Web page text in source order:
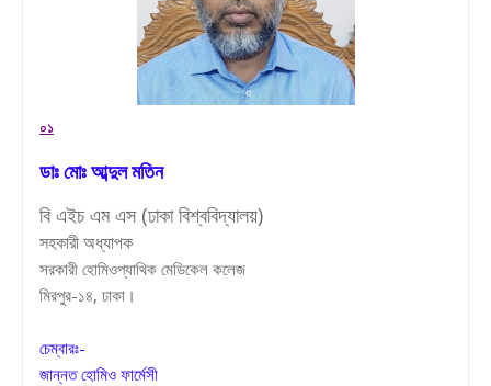
০১
ডাঃ মোঃ আব্দুল মতিন
বি এইচ এম এস (ঢাকা বিশ্ববিদ্যালয়)
সহকারী অধ্যাপক
সরকারী হোমিওপ্যাথিক মেডিকেল কলেজ
মিরপুর-১৪, ঢাকা।
চেম্বারঃ-
জান্নত হোমিও ফার্মেসী